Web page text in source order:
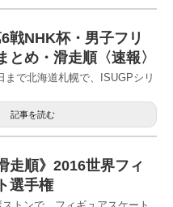
戦NHK杯・男子フリ
とめ・滑走順〈速報〉
まで北海道札幌で、ISUGPシリ
記事を読む
走順》2016世界フィ
選手権